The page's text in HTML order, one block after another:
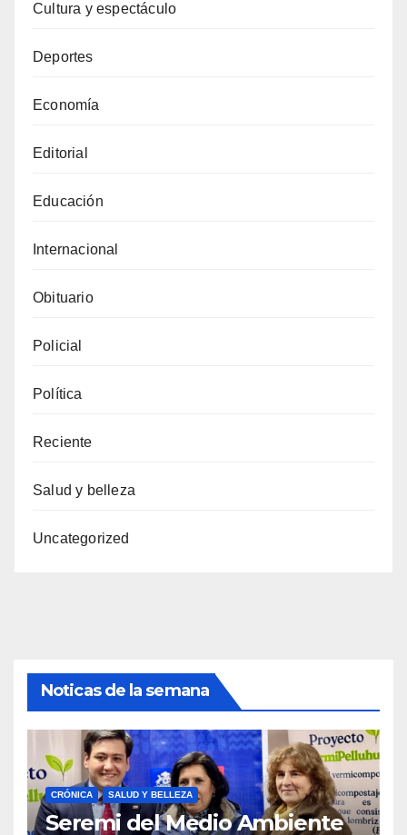
Cultura y espectáculo
Deportes
Economía
Editorial
Educación
Internacional
Obituario
Policial
Política
Reciente
Salud y belleza
Uncategorized
Noticas de la semana
CRÓNICA SALUD Y BELLEZA
Seremi del Medio Ambiente